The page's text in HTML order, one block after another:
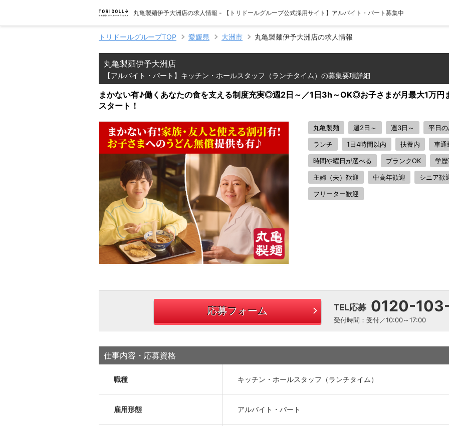
丸亀製麺伊予大洲店の求人情報 - 【トリドールグループ公式採用サイト】アルバイト・パート募集中
トリドールグループTOP 愛媛県 大洲市 丸亀製麺伊予大洲店の求人情報
丸亀製麺伊予大洲店
【アルバイト・パート】キッチン・ホールスタッフ（ランチタイム）の募集要項詳細
まかない有♪働くあなたの食を支える制度充実◎週2日～／1日3h～OK◎お子さまが月最大1万円
スタート！
丸亀製麺 週2日～ 週3日～ 平日
ランチ 1日4時間以内 扶養内 車通
時間や曜日が選べる ブランクOK 学
主婦（夫）歓迎 中高年歓迎 シニア歓
フリーター歓迎
応募フォーム TEL応募 0120-
受付時間：受付／10:00～17:00
仕事内容・応募資格
職種 キッチン・ホールスタッフ（ランチタイム）
雇用形態 アルバイト・パート